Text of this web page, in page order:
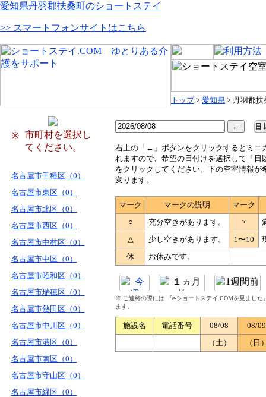
愛知県丹羽郡扶桑町のショートステイ
>> スマートフォンサイトはこちら
トップ> 愛知県 > 丹羽郡扶
※
市町村を選択し
てください。
名古屋市千種区（0）
名古屋市東区（0）
名古屋市北区（0）
名古屋市西区（0）
名古屋市中村区（0）
名古屋市中区（0）
名古屋市昭和区（0）
名古屋市瑞穂区（0）
名古屋市熱田区（0）
名古屋市中川区（0）
名古屋市港区（0）
名古屋市南区（0）
名古屋市守山区（0）
名古屋市緑区（0）
右上の「←」ボタンをクリックするとミニ
れますので、希望の日付けを選択して「日
をクリックしてください。下の空室情報が
変ります。
マーク マークの説明
マーク
○
充分空きがあります。 ×
△
少し空きがあります。 1〜10
休
お休みです。
※ ご連絡の際には 『e-ショートステイ.COMを見まし
ます。
施設名 電話番号 08/08
08/09
（土）
（日